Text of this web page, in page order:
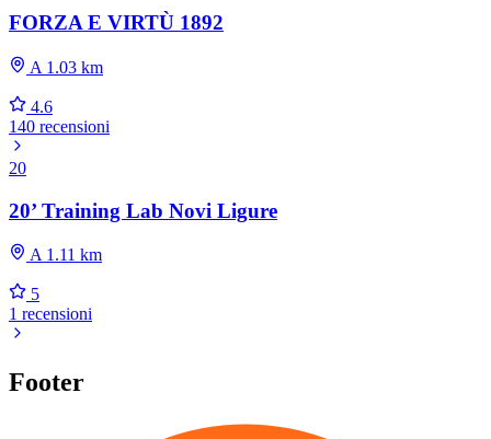
FORZA E VIRTÙ 1892
A 1.03 km
4.6
140 recensioni
20
20’ Training Lab Novi Ligure
A 1.11 km
5
1 recensioni
Footer